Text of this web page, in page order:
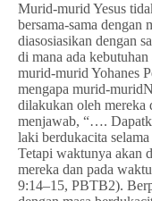
Murid-murid Yesus
bersama-sama dengan
diasosiasikan dengan
di mana ada
murid-murid Yohanes
mengapa murid-
dilakukan oleh mereka
menjawab, “….
laki berdukacita
Tetapi waktunya akan
mereka dan pada
9:14–15, PBTB2).